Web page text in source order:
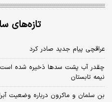
تازه‌های
عراقچی پیام جدید صادر کرد
چقدر آب پشت سدها ذخیره شده
نیمه تابستان
بن سلمان و ماکرون درباره وضعیت